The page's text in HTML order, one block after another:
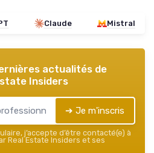
Claude Mistral
actualités de
Insiders
➔ Je m'inscris
j’accepte d’être contacté(e) à
Real Estate Insiders et ses